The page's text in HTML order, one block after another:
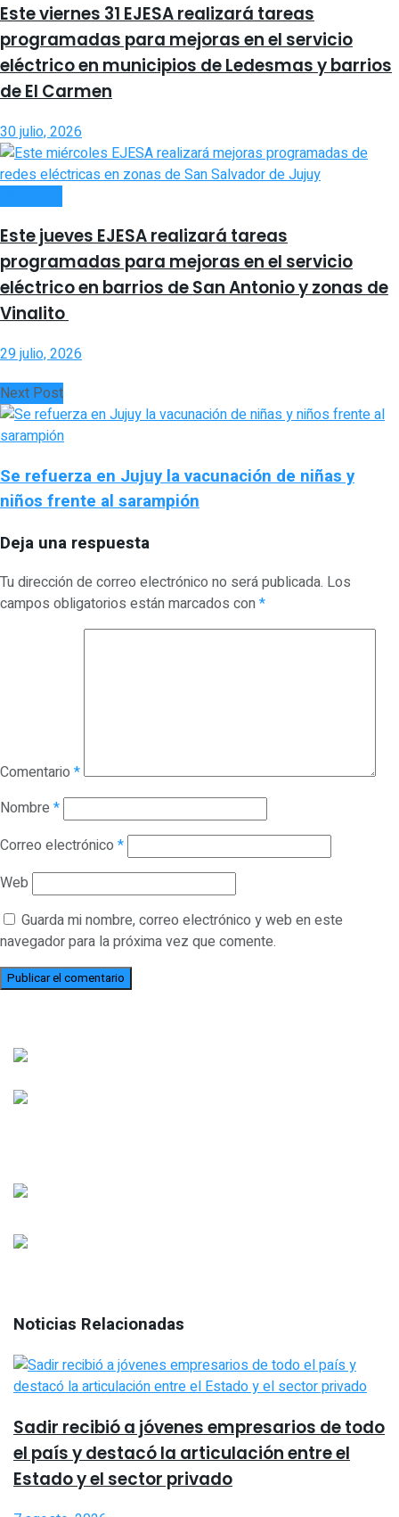
Este viernes 31 EJESA realizará tareas
programadas para mejoras en el servicio
eléctrico en municipios de Ledesmas y barrios
de El Carmen
30 julio, 2026
Este jueves EJESA realizará tareas
programadas para mejoras en el servicio
eléctrico en barrios de San Antonio y zonas de
Vinalito
29 julio, 2026
Next Post
Se refuerza en Jujuy la vacunación de niñas y
niños frente al sarampión
Deja una respuesta
Tu dirección de correo electrónico no será publicada. Los
campos obligatorios están marcados con*
Comentario *
Nombre *
Correo electrónico *
Web
Guarda mi nombre, correo electrónico y web en este
navegador para la próxima vez que comente.
Noticias Relacionadas
Sadir recibió a jóvenes empresarios de todo
el país y destacó la articulación entre el
Estado y el sector privado